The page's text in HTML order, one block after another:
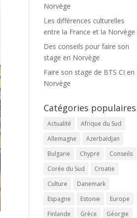
Norvège
Les différences culturelles
entre la France et la Norvège
Des conseils pour faire son
stage en Norvège
Faire son stage de BTS CI en
Norvège
Catégories populaires
Actualité
Afrique du Sud
Allemagne
Azerbaïdjan
Bulgarie
Chypre
Conseils
Corée du Sud
Croatie
Culture
Danemark
Espagne
Estonie
Europe
Finlande
Grèce
Géorgie